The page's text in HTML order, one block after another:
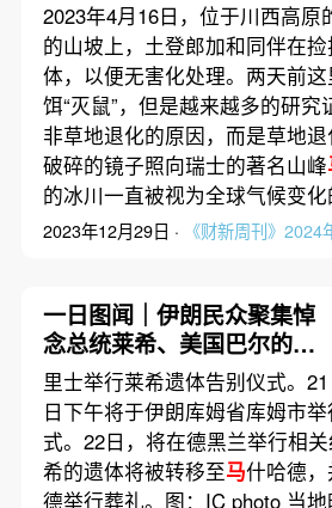
2023年4月16日，位于川西高原
的山坡上，土登郎加和同伴在
体，以便无害化处理。两天前
饵“灭鼠”，但是越来越多的研究
非草地退化的原因，而是草地
破碎的镜子照向瑞士的著名山峰
的冰川一直被视为全球气候变
2023年12月29日 · 《财新周刊》2024
一日图闻｜伊朗民众聚集悼
念总统莱希、美国巴尔的摩
撞桥货船“达利”号从事故现
场移出
里士举行莱希遗体告别仪式。21
日下午将于伊朗库姆省库姆市
式。22日，将在德黑兰举行相
希的遗体将被转移至马什哈德
德举行葬礼。图：IC photo 当